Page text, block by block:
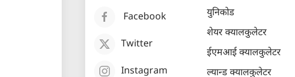
Facebook
Twitter
Instagram
युनिकोड
शेयर क्यालकुलेटर
ईएमआई क्यालकुलेटर
ल्यान्ड क्यालकुलेटर